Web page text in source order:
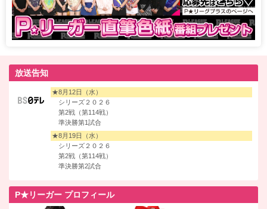
放送告知
★8月12日（水）
シリーズ２０２６
第2戦（第114戦）
準決勝第1試合
★8月19日（水）
シリーズ２０２６
第2戦（第114戦）
準決勝第2試合
P★リーガー プロフィール